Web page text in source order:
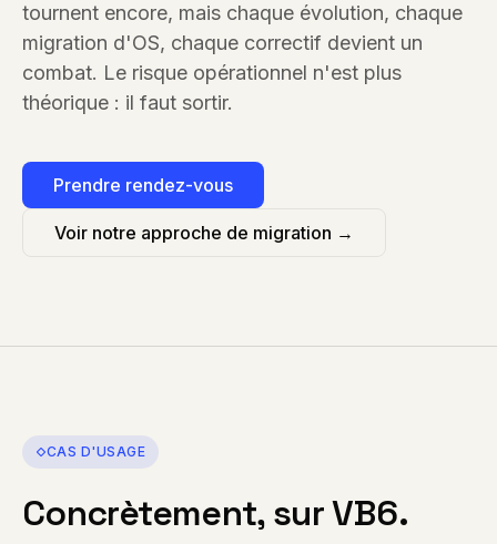
tournent encore, mais chaque évolution, chaque
migration d'OS, chaque correctif devient un
combat. Le risque opérationnel n'est plus
théorique : il faut sortir.
Prendre rendez-vous
Voir notre approche de migration →
CAS D'USAGE
Concrètement, surVB6.